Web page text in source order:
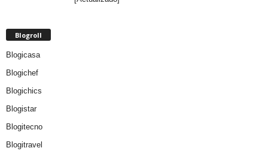
Blogroll
Blogicasa
Blogichef
Blogichics
Blogistar
Blogitecno
Blogitravel